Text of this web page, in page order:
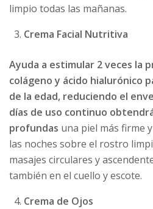
limpio todas las mañanas.
Crema Facial Nutritiva
Ayuda a estimular 2 veces la
colágeno y ácido hialurónico
de la edad, reduciendo el
días de uso continuo
profundas una piel más firme
las noches sobre el rostro
masajes circulares y
también en el cuello y escote.
Crema de Ojos